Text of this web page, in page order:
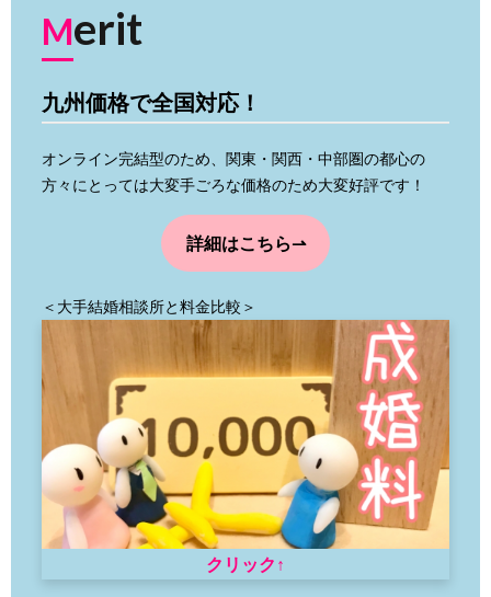
Merit
九州価格で全国対応！
オンライン完結型のため、関東・関西・中部圏の都心の
方々にとっては大変手ごろな価格のため大変好評です！
詳細はこちら⇀
＜大手結婚相談所と料金比較＞
クリック↑